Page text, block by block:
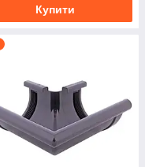
Купити